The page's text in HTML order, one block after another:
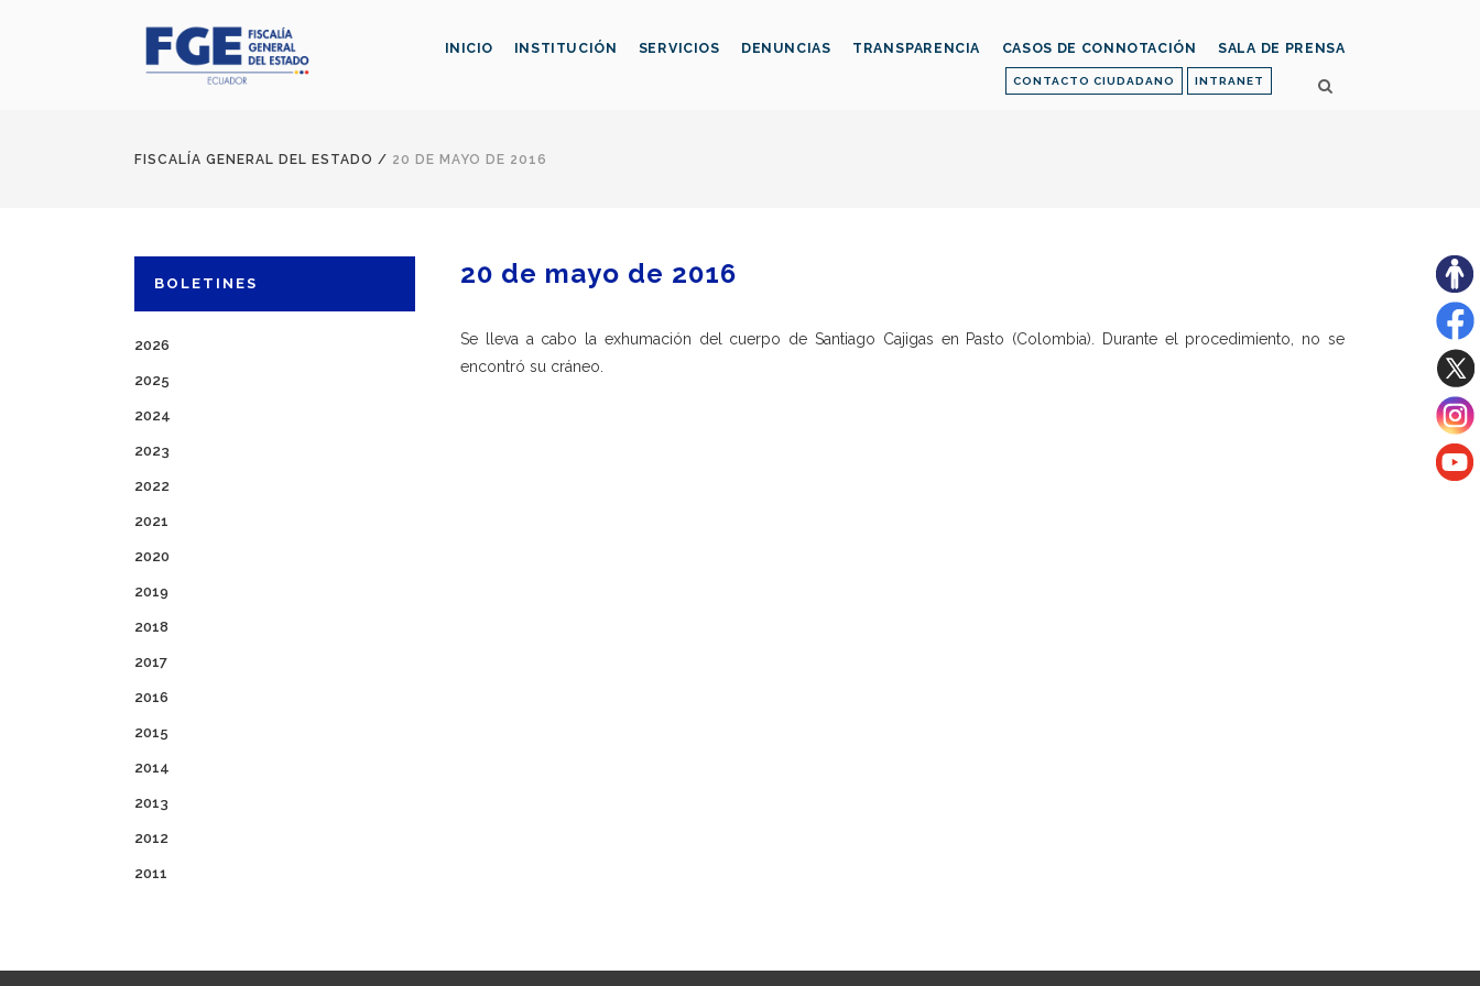
CONTACTO CIUDADANO INTRANET
INICIO INSTITUCIÓN SERVICIOS DENUNCIAS TRANSPARENCIA CASOS DE CONNOTACIÓN SALA DE PRENSA
FISCALÍA GENERAL DEL ESTADO / 20 DE MAYO DE 2016
BOLETINES
2026
2025
2024
2023
2022
2021
2020
2019
2018
2017
2016
2015
2014
2013
2012
2011
20 de mayo de 2016
Se lleva a cabo la exhumación del cuerpo de Santiago Cajigas en Pasto (Colombia). Durante el procedimiento, no se
encontró su cráneo.